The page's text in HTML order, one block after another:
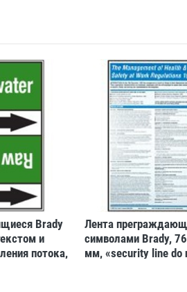
Brady
и
потока,
Лента
символами Brady,
мм, «security line do